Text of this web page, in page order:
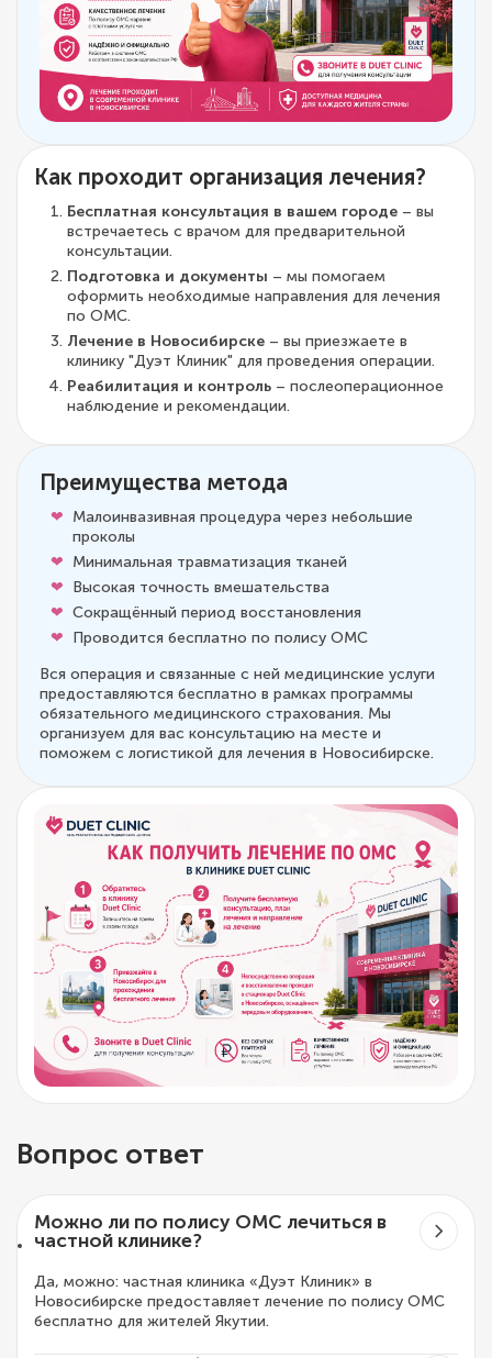
Как проходит организация лечения?
Бесплатная консультация в вашем городе – вы
встречаетесь с врачом для предварительной
консультации.
Подготовка и документы – мы помогаем
оформить необходимые направления для лечения
по ОМС.
Лечение в Новосибирске – вы приезжаете в
клинику "Дуэт Клиник" для проведения операции.
Реабилитация и контроль – послеоперационное
наблюдение и рекомендации.
Преимущества метода
Малоинвазивная процедура через небольшие
проколы
Минимальная травматизация тканей
Высокая точность вмешательства
Сокращённый период восстановления
Проводится бесплатно по полису ОМС
Вся операция и связанные с ней медицинские услуги
предоставляются бесплатно в рамках программы
обязательного медицинского страхования. Мы
организуем для вас консультацию на месте и
поможем с логистикой для лечения в Новосибирске.
Вопрос ответ
Можно ли по полису ОМС лечиться в
частной клинике?
Да, можно: частная клиника «Дуэт Клиник» в
Новосибирске предоставляет лечение по полису ОМС
бесплатно для жителей Якутии.